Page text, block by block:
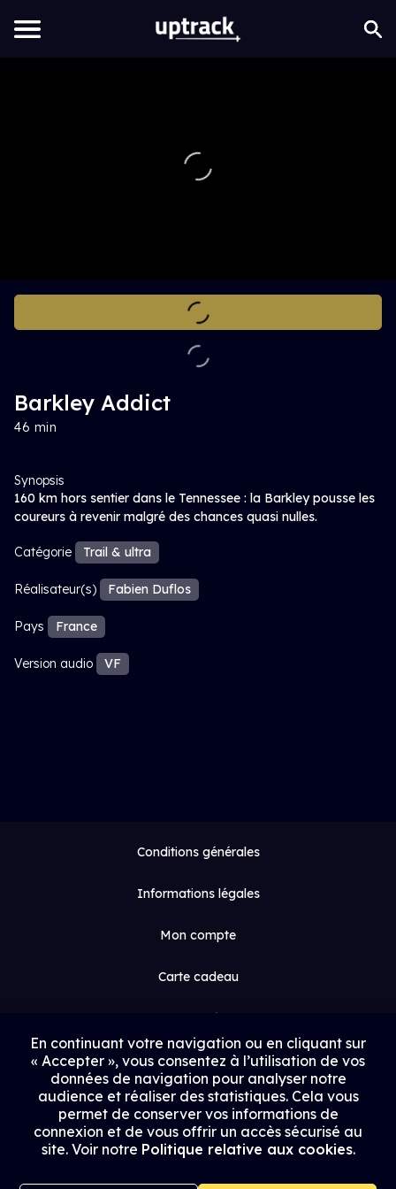
Barkley Addict
46 min
Synopsis
160 km hors sentier dans le Tennessee : la Barkley pousse les
coureurs à revenir malgré des chances quasi nulles.
Catégorie Trail & ultra
Réalisateur(s) Fabien Duflos
Pays France
Version audio VF
Conditions générales
Informations légales
Mon compte
Carte cadeau
Espace médias
Contact
Proposer un film
Rejoindre Uptrack
En continuant votre navigation ou en cliquant sur
« Accepter », vous consentez à l’utilisation de vos
données de navigation pour analyser notre
audience et réaliser des statistiques. Cela vous
permet de conserver vos informations de
connexion et de vous offrir un accès sécurisé au
site. Voir notre Politique relative aux cookies.